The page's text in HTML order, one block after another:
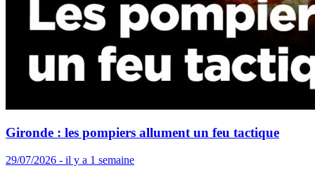
Gironde : les pompiers allument un feu tactique
29/07/2026 - il y a 1 semaine